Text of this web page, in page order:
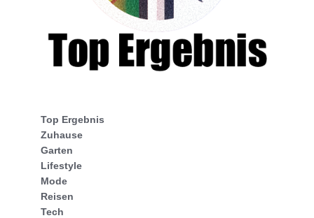
Top Ergebnis
Zuhause
Garten
Lifestyle
Mode
Reisen
Tech